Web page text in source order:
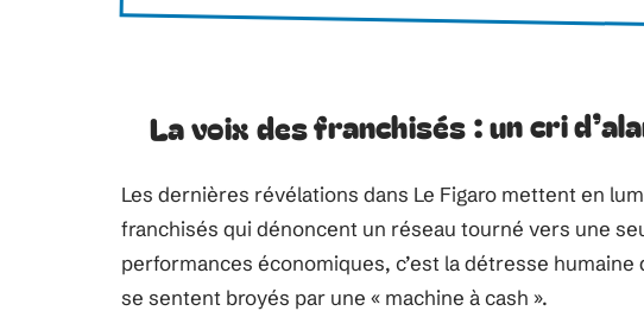
La voix des franchisés : un cri
Les dernières révélations dans Le Figaro mettent en
franchisés qui dénoncent un réseau tourné vers une
performances économiques, c’est la détresse
se sentent broyés par une « machine à cash ».